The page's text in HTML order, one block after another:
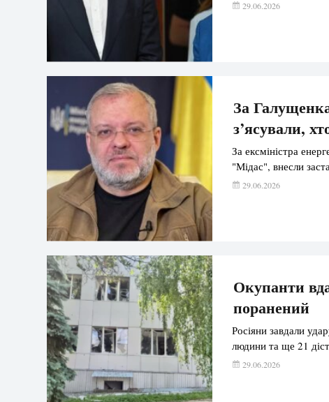
29.06.2026
За
з’ясували,
За ексміністра
"Мідас", внесли
29.06.2026
Окупанти
поранений
Росіяни завдали
людини та ще 21
29.06.2026